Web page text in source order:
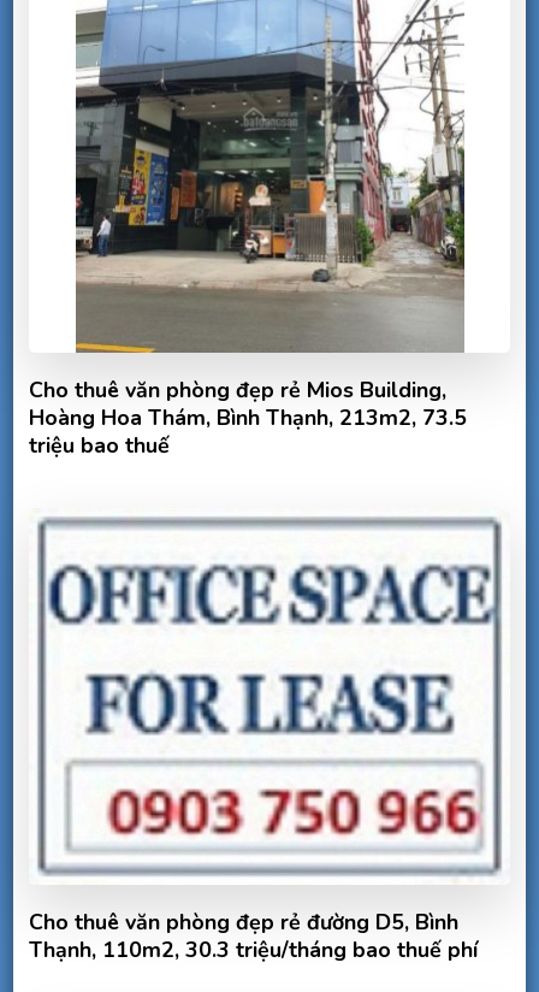
Cho thuê văn phòng đẹp rẻ Mios Building,
Hoàng Hoa Thám, Bình Thạnh, 213m2, 73.5
triệu bao thuế
Cho thuê văn phòng đẹp rẻ đường D5, Bình
Thạnh, 110m2, 30.3 triệu/tháng bao thuế phí